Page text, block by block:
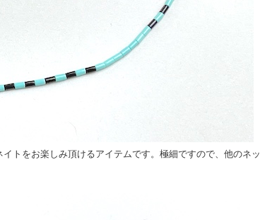
トをお楽しみ頂けるアイテムです。極細ですので、他のネッ